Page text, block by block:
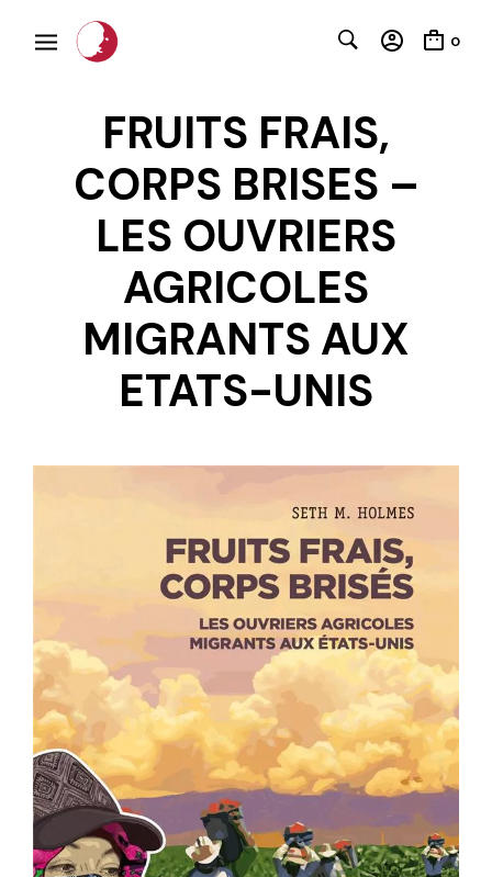
0
FRUITS FRAIS,
CORPS BRISES –
LES OUVRIERS
AGRICOLES
MIGRANTS AUX
ETATS-UNIS